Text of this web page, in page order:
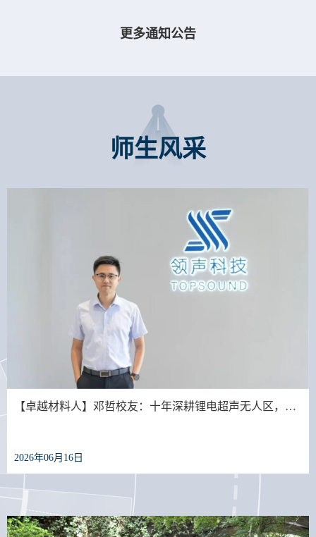
更多通知公告
师生风采
【卓越材料人】邓哲校友：十年深耕锂电超声无人区，…
2026年06月16日